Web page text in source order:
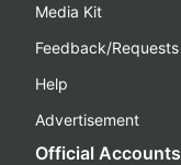
Media Kit
Feedback/Requests
Help
Advertisement
Official Accounts